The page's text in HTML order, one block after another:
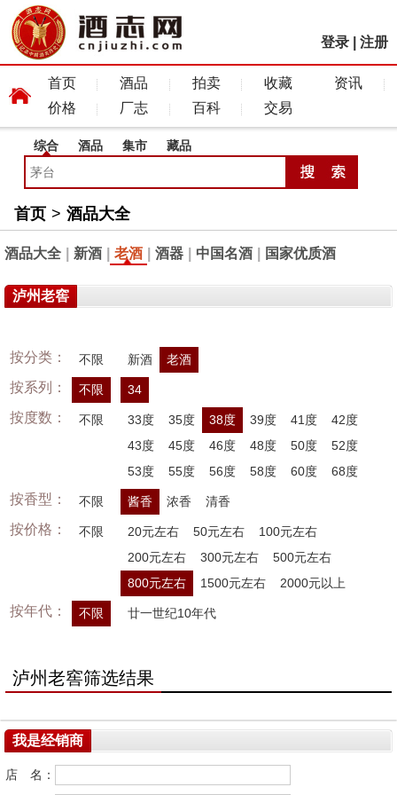
登录 注册
首页 酒品 拍卖 收藏
资讯
价格
厂志 百科 交易
综合 酒品 集市 藏品
首页 > 酒品大全
酒品大全 新酒 老酒 酒器 中国名酒 国家优质酒
泸州老窖
按分类： 不限 新酒 老酒
按系列： 不限 34
按度数： 不限 33度 35度 38度 39度 41度
42度
43度
45度 46度 48度 50度
52度
53度
55度 56度 58度 60度 68度
按香型： 不限 酱香 浓香 清香
按价格： 不限 20元左右 50元左右
100元左右
200元左右
300元左右
500元左右
800元左右
1500元左右 2000元以上
按年代： 不限 廿一世纪10年代
泸州老窖筛选结果
我是经销商
店 名：